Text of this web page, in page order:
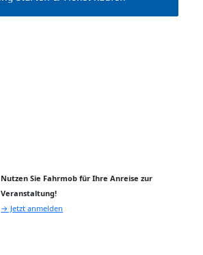
Nutzen Sie Fahrmob für Ihre Anreise zur
Veranstaltung!
→ Jetzt anmelden